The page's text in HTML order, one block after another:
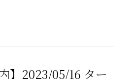
】2023/05/16 ター